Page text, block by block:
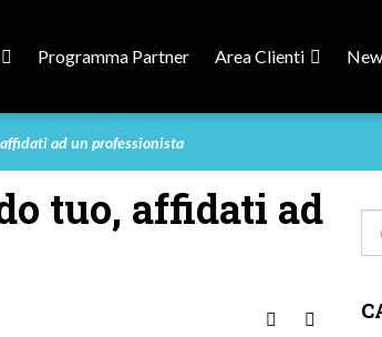
Programma Partner Area Clienti
ad un professionista
tuo, affidati ad